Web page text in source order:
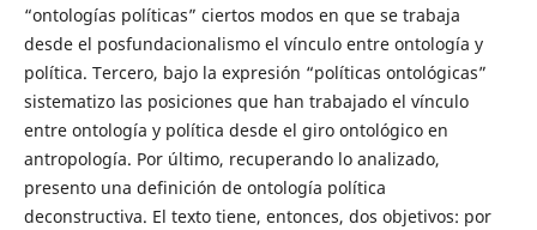
“ontologías políticas” ciertos modos en que se trabaja
desde el posfundacionalismo el vínculo entre ontología y
política. Tercero, bajo la expresión “políticas ontológicas”
sistematizo las posiciones que han trabajado el vínculo
entre ontología y política desde el giro ontológico en
antropología. Por último, recuperando lo analizado,
presento una definición de ontología política
deconstructiva. El texto tiene, entonces, dos objetivos: por